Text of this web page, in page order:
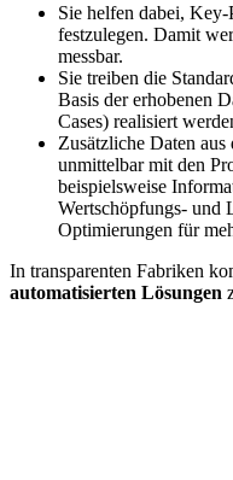
Sie helfen dabei,
festzulegen. Damit
messbar.
Sie treiben die
Basis der erhobenen
Cases) realisiert
Zusätzliche Daten
unmittelbar mit den
beispielsweise
Wertschöpfungs- und
Optimierungen für
In transparenten Fabriken
automatisierten Lösungen